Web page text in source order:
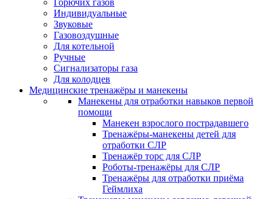
Горючих газов
Индивидуальные
Звуковые
Газовоздушные
Для котельной
Ручные
Сигнализаторы газа
Для колодцев
Медицинские тренажёры и манекены
Манекены для отработки навыков первой
помощи
Манекен взрослого пострадавшего
Тренажёры-манекены детей для
отработки СЛР
Тренажёр торс для СЛР
Роботы-тренажёры для СЛР
Тренажёры для отработки приёма
Геймлиха